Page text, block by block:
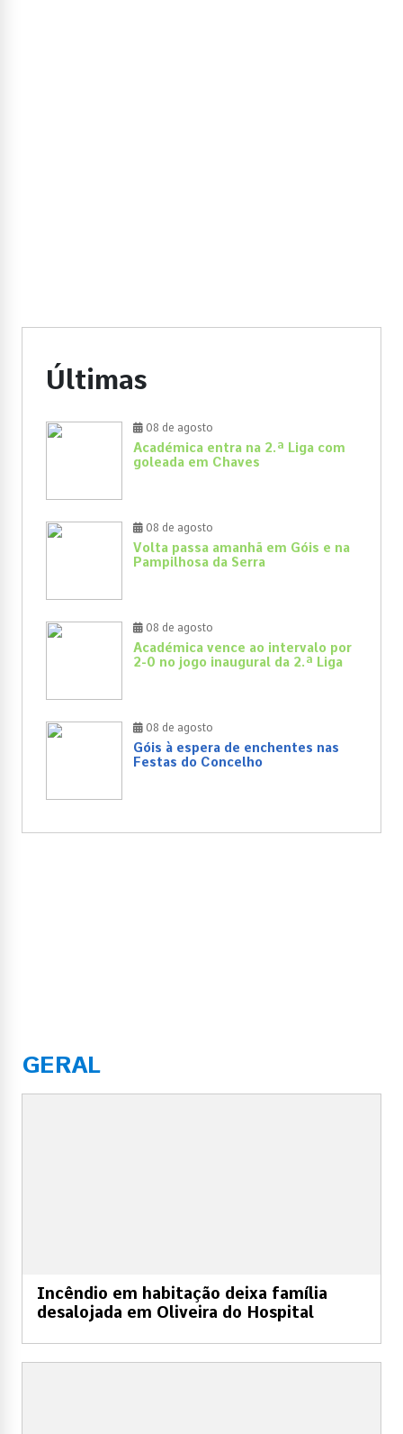
Últimas
08 de agosto
Académica entra na 2.ª Liga com
goleada em Chaves
08 de agosto
Volta passa amanhã em Góis e na
Pampilhosa da Serra
08 de agosto
Académica vence ao intervalo por
2-0 no jogo inaugural da 2.ª Liga
08 de agosto
Góis à espera de enchentes nas
Festas do Concelho
GERAL
Incêndio em habitação deixa família
desalojada em Oliveira do Hospital